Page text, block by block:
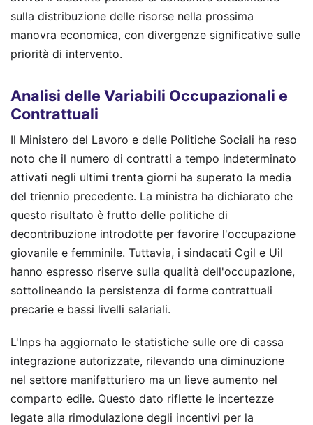
sulla distribuzione delle risorse nella prossima
manovra economica, con divergenze significative sulle
priorità di intervento.
Analisi delle Variabili Occupazionali e
Contrattuali
Il Ministero del Lavoro e delle Politiche Sociali ha reso
noto che il numero di contratti a tempo indeterminato
attivati negli ultimi trenta giorni ha superato la media
del triennio precedente. La ministra ha dichiarato che
questo risultato è frutto delle politiche di
decontribuzione introdotte per favorire l'occupazione
giovanile e femminile. Tuttavia, i sindacati Cgil e Uil
hanno espresso riserve sulla qualità dell'occupazione,
sottolineando la persistenza di forme contrattuali
precarie e bassi livelli salariali.
L'Inps ha aggiornato le statistiche sulle ore di cassa
integrazione autorizzate, rilevando una diminuzione
nel settore manifatturiero ma un lieve aumento nel
comparto edile. Questo dato riflette le incertezze
legate alla rimodulazione degli incentivi per la